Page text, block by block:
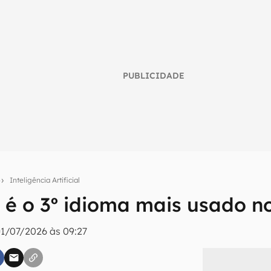
PUBLICIDADE
Inteligência Artificial
o 3º idioma mais usado
07/2026 às 09:27
inteligente do mundo tech!